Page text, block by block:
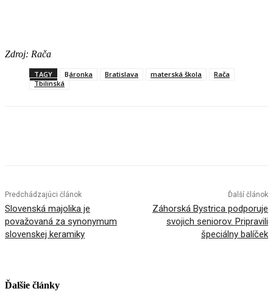
Zdroj: Rača
TAGY Báronka Bratislava materská škola
Rača
Tbilinská
Predchádzajúci článok
Slovenská majolika je
považovaná za synonymum
slovenskej keramiky
Ďalší článok
Záhorská Bystrica podporuje
svojich seniorov. Pripravili
špeciálny balíček
Ďalšie články